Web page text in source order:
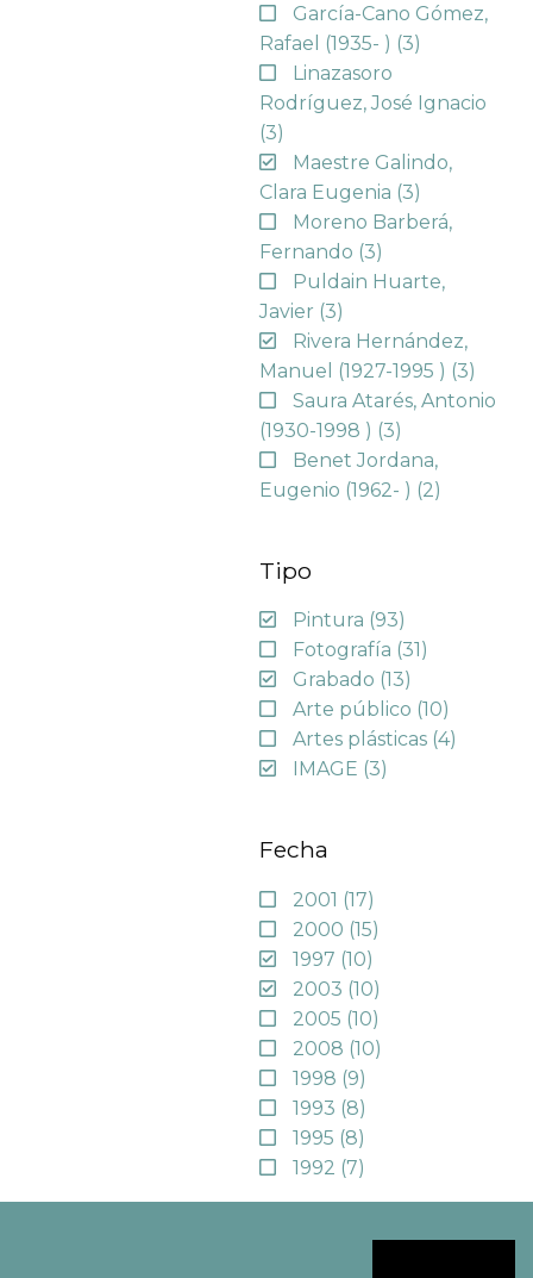
García-Cano Gómez,
Rafael (1935- ) (3)
Linazasoro
Rodríguez, José Ignacio
(3)
Maestre Galindo,
Clara Eugenia (3)
Moreno Barberá,
Fernando (3)
Puldain Huarte,
Javier (3)
Rivera Hernández,
Manuel (1927-1995 ) (3)
Saura Atarés, Antonio
(1930-1998 ) (3)
Benet Jordana,
Eugenio (1962- ) (2)
Tipo
Pintura (93)
Fotografía (31)
Grabado (13)
Arte público (10)
Artes plásticas (4)
IMAGE (3)
Fecha
2001 (17)
2000 (15)
1997 (10)
2003 (10)
2005 (10)
2008 (10)
1998 (9)
1993 (8)
1995 (8)
1992 (7)